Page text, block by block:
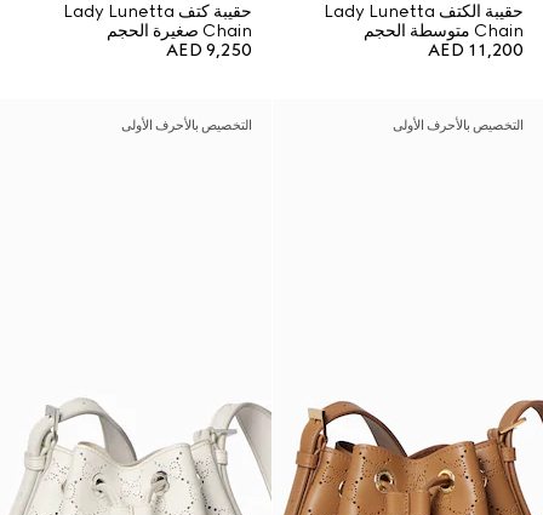
حقيبة الكتف Lady Lunetta
Chain متوسطة الحجم
AED 11,200
حقيبة كتف Lady Lunetta
Chain صغيرة الحجم
AED 9,250
التخصيص بالأحرف الأولى التخصيص بالأحرف الأولى